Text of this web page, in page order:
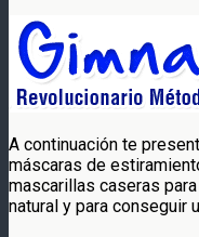
A continuación te
máscaras de
mascarillas caseras
natural y para conseguir